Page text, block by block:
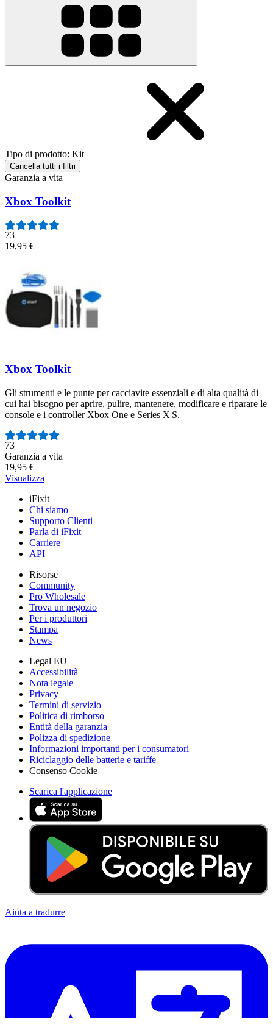
Tipo di prodotto: Kit
Cancella tutti i filtri
Garanzia a vita
Xbox Toolkit
73
19,95 €
Xbox Toolkit
Gli strumenti e le punte per cacciavite essenziali e di alta qualità di
cui hai bisogno per aprire, pulire, mantenere, modificare e riparare le
console e i controller Xbox One e Series X|S.
Numero di recensioni:
73
Garanzia a vita
19,95 €
Visualizza
iFixit
Chi siamo
Supporto Clienti
Parla di iFixit
Carriere
API
Risorse
Community
Pro Wholesale
Trova un negozio
Per i produttori
Stampa
News
Legal EU
Accessibilità
Nota legale
Privacy
Termini di servizio
Politica di rimborso
Entità della garanzia
Polizza di spedizione
Informazioni importanti per i consumatori
Riciclaggio delle batterie e tariffe
Consenso Cookie
Scarica l'applicazione
Aiuta a tradurre